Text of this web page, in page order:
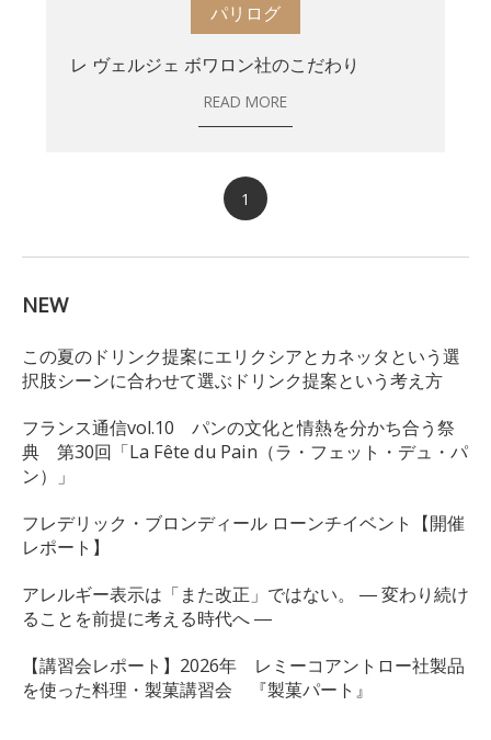
パリログ
レ ヴェルジェ ボワロン社のこだわり
READ MORE
1
NEW
この夏のドリンク提案にエリクシアとカネッタという選
択肢シーンに合わせて選ぶドリンク提案という考え方
フランス通信vol.10 パンの文化と情熱を分かち合う祭
典 第30回「La Fête du Pain（ラ・フェット・デュ・パ
ン）」
フレデリック・ブロンディール ローンチイベント【開催
レポート】
アレルギー表示は「また改正」ではない。 ― 変わり続け
ることを前提に考える時代へ ―
【講習会レポート】2026年 レミーコアントロー社製品
を使った料理・製菓講習会 『製菓パート』